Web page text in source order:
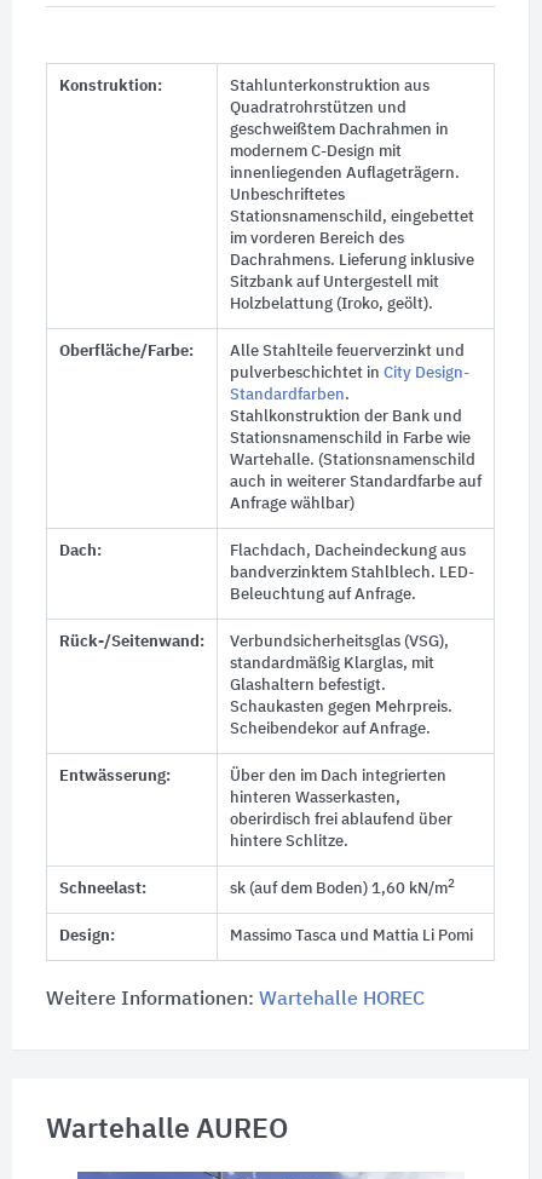
Konstruktion:
Stahlunterkonstruktion aus
Quadratrohrstützen und
geschweißtem Dachrahmen in
modernem C-Design mit
innenliegenden Auflageträgern.
Unbeschriftetes
Stationsnamenschild, eingebettet
im vorderen Bereich des
Dachrahmens. Lieferung inklusive
Sitzbank auf Untergestell mit
Holzbelattung (Iroko, geölt).
Oberfläche/Farbe:
Alle Stahlteile feuerverzinkt und
pulverbeschichtet in City Design-
Standardfarben.
Stahlkonstruktion der Bank und
Stationsnamenschild in Farbe wie
Wartehalle. (Stationsnamenschild
auch in weiterer Standardfarbe auf
Anfrage wählbar)
Dach:
Flachdach, Dacheindeckung aus
bandverzinktem Stahlblech. LED-
Beleuchtung auf Anfrage.
Rück-/Seitenwand:
Verbundsicherheitsglas (VSG),
standardmäßig Klarglas, mit
Glashaltern befestigt.
Schaukasten gegen Mehrpreis.
Scheibendekor auf Anfrage.
Entwässerung:
Über den im Dach integrierten
hinteren Wasserkasten,
oberirdisch frei ablaufend über
hintere Schlitze.
Schneelast: sk (auf dem Boden) 1,60 kN/m2
Design: Massimo Tasca und Mattia Li Pomi
Weitere Informationen: Wartehalle HOREC
Wartehalle AUREO